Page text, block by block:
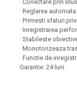
· Conectare prin
· Reglarea
· Primesti sfaturi
· Inregistrarea
· Stabileste
· Monotorizeaza
· Functie de
Garantie: 24 luni.